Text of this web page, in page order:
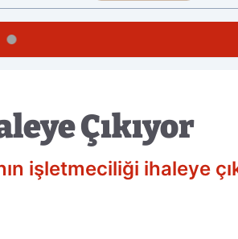
Çıkıyor
işletmeciliği ihaleye